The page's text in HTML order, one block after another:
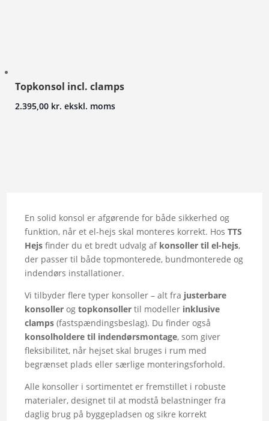
Topkonsol incl. clamps
2.395,00 kr. ekskl. moms
En solid konsol er afgørende for både sikkerhed og
funktion, når et el-hejs skal monteres korrekt. HosTTS
Hejs finder du et bredt udvalg af konsoller til el-hejs,
der passer til både topmonterede, bundmonterede og
indendørs installationer.
Vi tilbyder flere typer konsoller – alt fra justerbare
konsoller ogtopkonsoller til modeller inklusive
clamps (fastspændingsbeslag). Du finder også
konsolholdere til indendørsmontage, som giver
fleksibilitet, når hejset skal bruges i rum med
begrænset plads eller særlige monteringsforhold.
Alle konsoller i sortimentet er fremstillet i robuste
materialer, designet til at modstå belastninger fra
daglig brug på byggepladsen og sikre korrekt